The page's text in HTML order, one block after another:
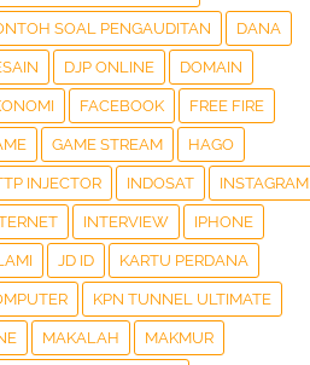
SOAL PENGAUDITAN DANA
DJP ONLINE DOMAIN
FACEBOOK FREE FIRE
GAME STREAM HAGO
INJECTOR INDOSAT INSTAGRAM
INTERVIEW IPHONE
JD ID KARTU PERDANA
KPN TUNNEL ULTIMATE
MAKALAH MAKMUR